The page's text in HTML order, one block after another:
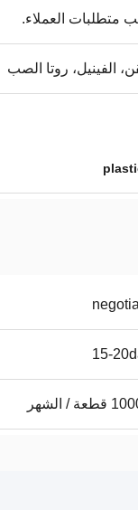
متطلبات العملاء.
الفينيل، روتا الصب
15-
/ الشهر